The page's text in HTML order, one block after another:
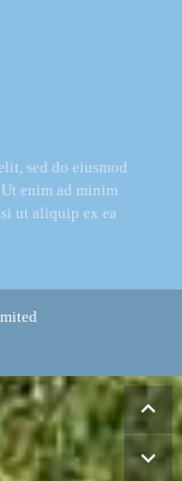
sed do eiusmod
enim ad minim
ut aliquip ex ea